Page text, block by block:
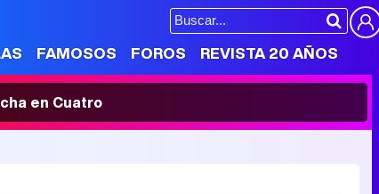
FAMOSOS FOROS REVISTA 20 AÑOS
en Cuatro